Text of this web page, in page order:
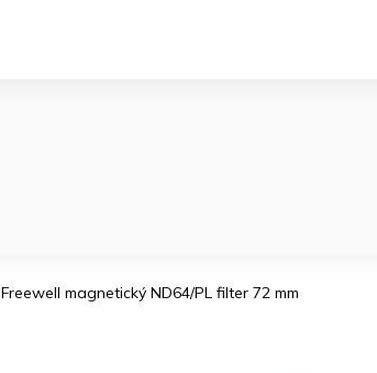
Freewell magnetický ND64/PL filter 72 mm